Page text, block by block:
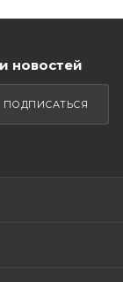
новостей
ПОДПИСАТЬСЯ